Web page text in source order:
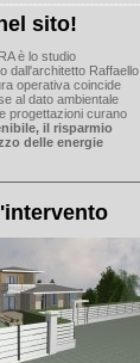
sito!
è lo studio
dall'architetto Raffaello
operativa coincide
al dato ambientale
progettazioni curano
il risparmio
delle energie